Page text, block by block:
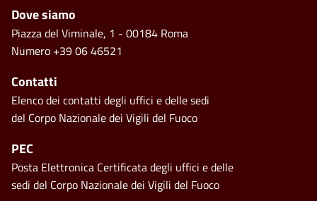
Piè di pagina
Dove siamo
Piazza del Viminale, 1 - 00184 Roma
Numero +39 06 46521
Contatti
Elenco dei contatti degli uffici e delle sedi
del Corpo Nazionale dei Vigili del Fuoco
PEC
Posta Elettronica Certificata degli uffici e delle
sedi del Corpo Nazionale dei Vigili del Fuoco